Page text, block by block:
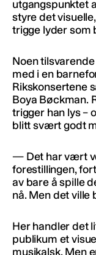
utgangspunktet
styre det
trigge lyder som
Noen
med i en
Rikskonsertene
Boya Bøckman.
trigger han lys –
blitt svært godt
— Det har vært
forestillingen,
av bare å spille
nå. Men det ville
Her handler det
publikum et
musikalsk. Men